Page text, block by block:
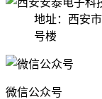
地址：西安
号楼
微信公众号